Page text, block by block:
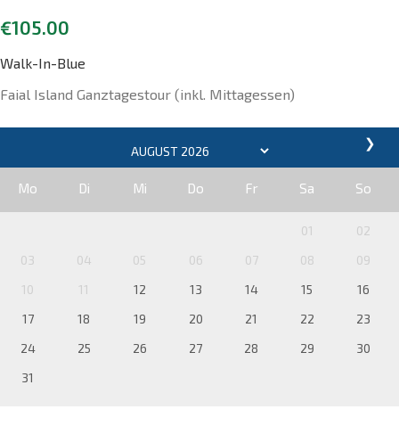
€105.00
Walk-In-Blue
Faial Island Ganztagestour (inkl. Mittagessen)
❯
Mo Di Mi Do Fr Sa So
01
02
03
04 05 06 07 08
09
10
11 12 13 14 15
16
17
18 19 20 21 22
23
24
25 26 27 28 29
30
31